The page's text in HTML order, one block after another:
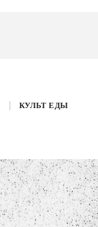
КУЛЬТ ЕДЫ